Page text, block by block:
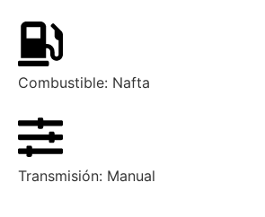
Combustible: Nafta
Transmisión: Manual